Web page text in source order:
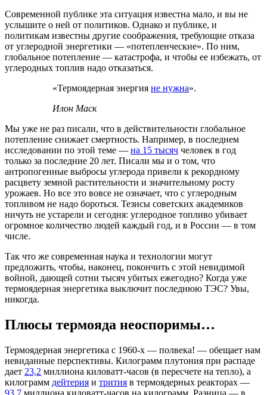
Современной публике эта ситуация известна мало, и вы не
услышите о ней от политиков. Однако и публике, и
политикам известны другие соображения, требующие отказа
от углеродной энергетики — «потепленческие». По ним,
глобальное потепление — катастрофа, и чтобы ее избежать, от
углеродных топлив надо отказаться.
«Термоядерная энергия не нужна».
Илон Маск
Мы уже не раз писали, что в действительности глобальное
потепление снижает смертность. Например, в последнем
исследовании по этой теме — на 15 тысяч человек в год
только за последние 20 лет. Писали мы и о том, что
антропогенные выбросы углерода привели к рекордному
расцвету земной растительности и значительному росту
урожаев. Но все это вовсе не означает, что с углеродным
топливом не надо бороться. Тезисы советских академиков
ничуть не устарели и сегодня: углеродное топливо убивает
огромное количество людей каждый год, и в России — в том
числе.
Так что же современная наука и технологии могут
предложить, чтобы, наконец, покончить с этой невидимой
войной, дающей сотни тысяч убитых ежегодно? Когда уже
термоядерная энергетика выключит последнюю ТЭС? Увы,
никогда.
Плюсы термояда неоспоримы…
Термоядерная энергетика с 1960-х — полвека! — обещает нам
невиданные перспективы. Килограмм плутония при распаде
дает 23,2 миллиона киловатт-часов (в пересчете на тепло), а
килограмм дейтерия и трития в термоядерных реакторах —